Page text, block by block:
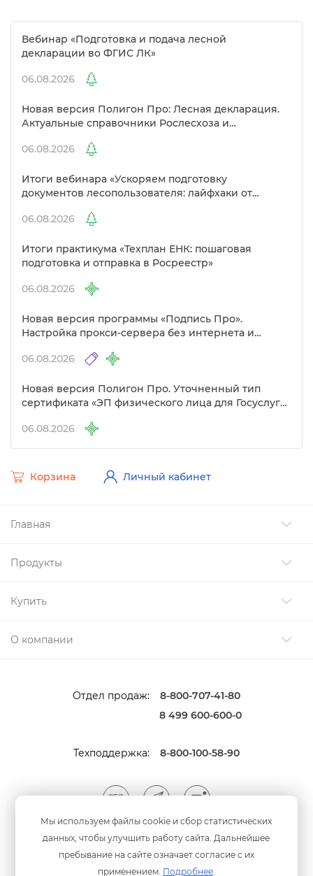
Мы используем файлы cookie и сбор статистических
данных, чтобы улучшить работу сайта. Дальнейшее
пребывание на сайте означает согласие с их
применением. Подробнее.
ебинар «Подготовка и подача лесной
декларации во ФГИС ЛК»
06.08.2026
Новая версия Полигон Про: Лесная декларация.
Актуальные справочники Рослесхоза и
06.08.2026
Итоги вебинара «Ускоряем подготовку
документов лесопользователя: лайфхаки от
06.08.2026
Итоги практикума «Техплан ЕНК: пошаговая
подготовка и отправка в Росреестр»
06.08.2026
Новая версия программы «Подпись Про».
Настройка прокси-сервера без интернета и
06.08.2026
Новая версия Полигон Про. Уточненный тип
сертификата «ЭП физического лица для Госуслуг»
06.08.2026
Главная
Продукты
Купить
О компании
Корзина Личный кабинет
Отдел продаж:
8-800-707-41-80
8 499 600-600-0
Техподдержка: 8-800-100-58-90
Мы принимаем оплату
анковскими картами